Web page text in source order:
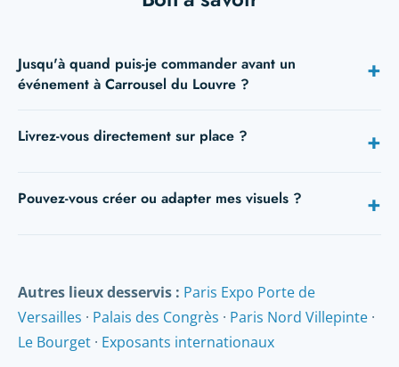
Jusqu'à quand puis-je commander avant un
événement à Carrousel du Louvre ?
+
24h/48h restent possibles sur de nombreux supports —
Livrez-vous directement sur place ? +
livrons pendant les périodes de montage, ou à votre hôtel.
Pouvez-vous créer ou adapter mes visuels ? +
Autres lieux desservis : Paris Expo Porte de
Versailles · Palais des Congrès · Paris Nord Villepinte ·
Le Bourget · Exposants internationaux